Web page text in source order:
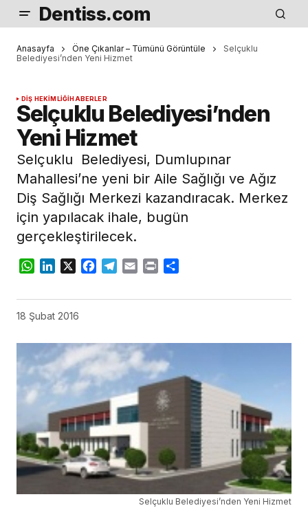
Dentiss.com
Anasayfa Öne Çıkanlar – Tümünü Görüntüle
Selçuklu
Belediyesi’nden Yeni Hizmet
DIŞ HEKIMLIĞIHABERLER
Selçuklu Belediyesi’nden
Yeni Hizmet
Selçuklu Belediyesi, Dumlupınar
Mahallesi’ne yeni bir Aile Sağlığı ve Ağız
Diş Sağlığı Merkezi kazandıracak. Merkez
için yapılacak ihale, bugün
gerçekleştirilecek.
WhatsApp
LinkedIn
X Facebook
Telegram
Email Print
18 Şubat 2016
Selçuklu Belediyesi’nden Yeni Hizmet